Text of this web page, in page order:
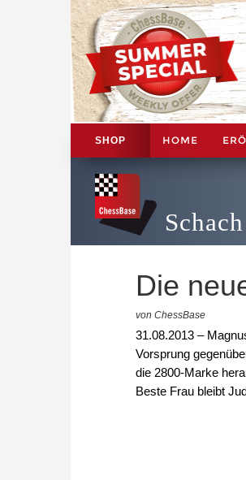
SHOP HOME
Die
von ChessBase
31.08.2013 –
Vorsprung
die 2800-Marke
Beste Frau bleibt